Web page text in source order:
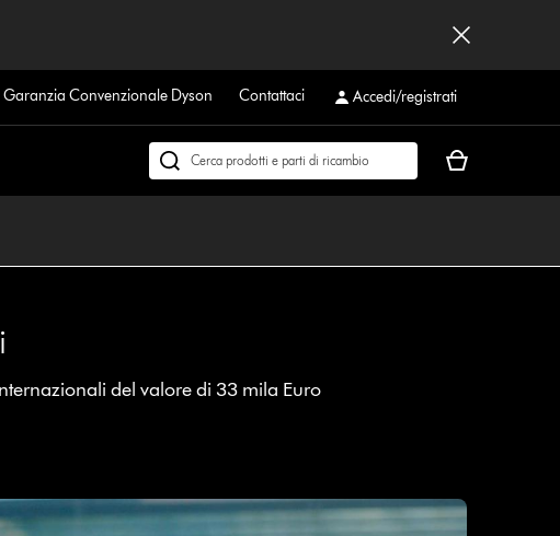
Garanzia Convenzionale Dyson Contattaci Accedi/registrati
Cerca
Il
del valore di 33 mila Euro